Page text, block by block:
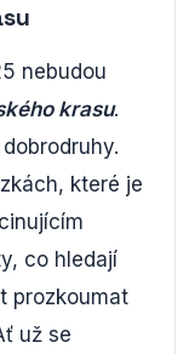
nebudou
krasu.
které je
co hledají
prozkoumat
už se